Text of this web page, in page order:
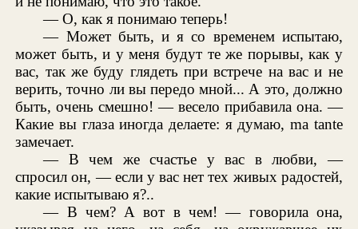
— О, как я понимаю теперь!
— Может быть, и я со временем испытаю,
может быть, и у меня будут те же порывы, как у
вас, так же буду глядеть при встрече на вас и не
верить, точно ли вы передо мной... А это, должно
быть, очень смешно! — весело прибавила она. —
Какие вы глаза иногда делаете: я думаю, ma tante
замечает.
— В чем же счастье у вас в любви, —
спросил он, — если у вас нет тех живых радостей,
какие испытываю я?..
— В чем? А вот в чем! — говорила она,